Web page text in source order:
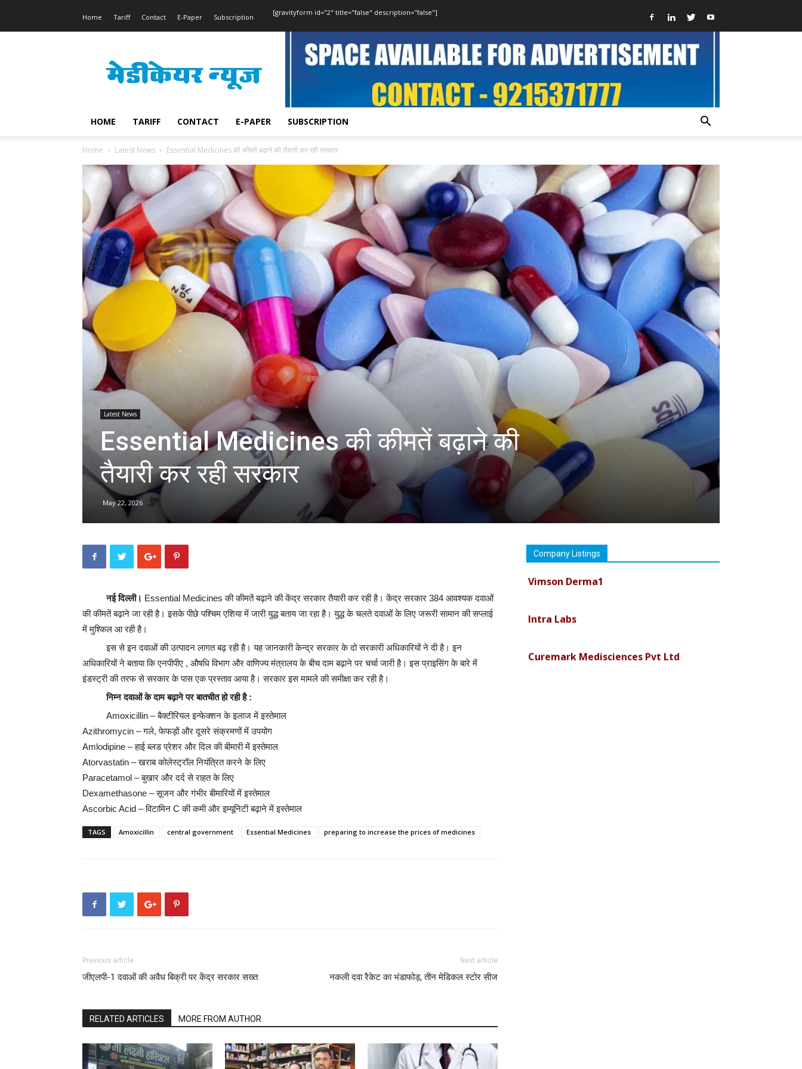
Home Tariff Contact E-Paper Subscription
[gravityform id="2" title="false" description="false"]
News
HOME TARIFF CONTACT E-PAPER SUBSCRIPTION
Home Latest News Essential Medicines की कीमतें बढ़ाने की तैयारी कर रही सरकार
Latest News
Essential Medicines की कीमतें बढ़ाने की
तैयारी कर रही सरकार
May 22, 2026
नई दिल्ली। Essential Medicines की कीमतें बढ़ाने की केंद्र सरकार तैयारी कर रही है। केंद्र सरकार 384 आवश्यक दवाओं
की कीमतें बढ़ाने जा रही है। इसके पीछे पश्चिम एशिया में जारी युद्ध बताय जा रहा है। युद्ध के चलते दवाओं के लिए जरूरी सामान की सप्लाई
में मुश्किल आ रही है।
इस से इन दवाओं की उत्पादन लागत बढ़ रही है। यह जानकारी केन्द्र सरकार के दो सरकारी अधिकारियों ने दी है। इन
अधिकारियों ने बताया कि एनपीपीए , औषधि विभाग और वाणिज्य मंत्रालय के बीच दाम बढ़ाने पर चर्चा जारी है। इस प्राइसिंग के बारे में
इंडस्ट्री की तरफ से सरकार के पास एक प्रस्ताव आया है। सरकार इस मामले की समीक्षा कर रही है।
निम्न दवाओं के दाम बढ़ाने पर बातचीत हो रही है :
Amoxicillin – बैक्टीरियल इन्फेक्शन के इलाज में इस्तेमाल
Azithromycin – गले, फेफड़ों और दूसरे संक्रमणों में उपयोग
Amlodipine – हाई ब्लड प्रेशर और दिल की बीमारी में इस्तेमाल
Atorvastatin – खराब कोलेस्ट्रॉल नियंत्रित करने के लिए
Paracetamol – बुखार और दर्द से राहत के लिए
Dexamethasone – सूजन और गंभीर बीमारियों में इस्तेमाल
Ascorbic Acid – विटामिन C की कमी और इम्यूनिटी बढ़ाने में इस्तेमाल
TAGS Amoxicillin central government Essential Medicines preparing to increase the prices of medicines
Previous article
जीएलपी-1 दवाओं की अवैध बिक्री पर केंद्र सरकार सख्त
Next article
नकली दवा रैकेट का भंडाफोड़, तीन मेडिकल स्टोर सीज
RELATED ARTICLES MORE FROM AUTHOR
Company Listings